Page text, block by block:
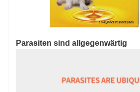
Parasiten sind allgegenwärtig